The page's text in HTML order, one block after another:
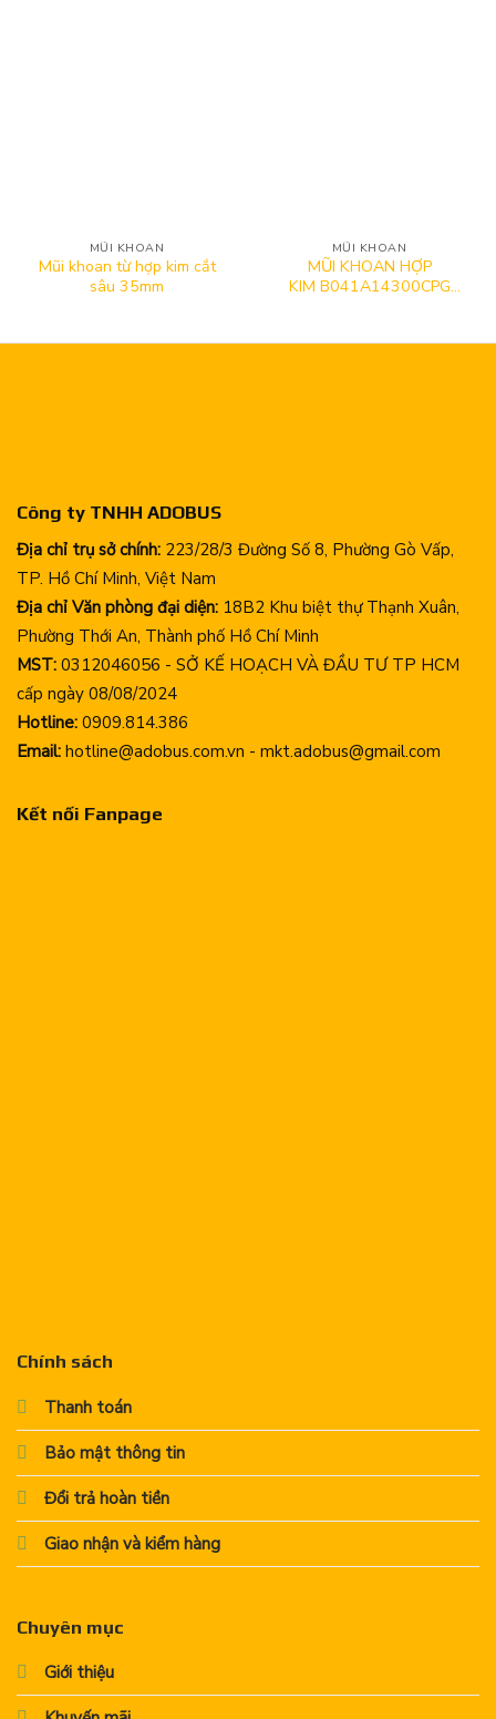
MŨI KHOAN
Mũi khoan từ hợp kim cắt
sâu 35mm
MŨI KHOAN
MŨI KHOAN HỢP
KIM B041A14300CPG
Công ty TNHH ADOBUS
Địa chỉ trụ sở chính: 223/28/3 Đường Số 8, Phường Gò Vấp,
TP. Hồ Chí Minh, Việt Nam
Địa chỉ Văn phòng đại diện: 18B2 Khu biệt thự Thạnh Xuân,
Phường Thới An, Thành phố Hồ Chí Minh
MST: 0312046056 - SỞ KẾ HOẠCH VÀ ĐẦU TƯ TP HCM
cấp ngày 08/08/2024
Hotline: 0909.814.386
Email: hotline@adobus.com.vn - mkt.adobus@gmail.com
Chính sách
Thanh toán
Bảo mật thông tin
Đổi trả hoàn tiền
Giao nhận và kiểm hàng
Chuyên mục
Giới thiệu
Kết nối Fanpage